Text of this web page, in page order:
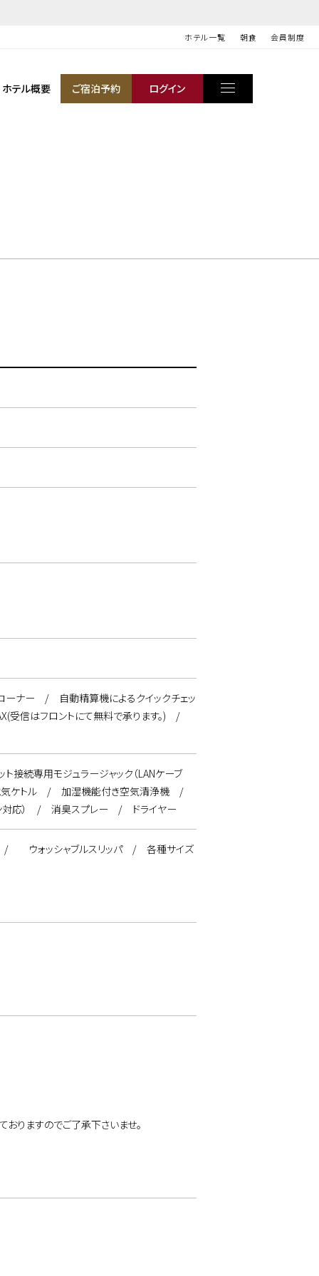
ホテル一覧 朝食 会員制度
ホテル概要 ご宿泊予約 ログイン
ーナー / 自動精算機によるクイックチェッ
受信はフロントにて無料で承ります。) /
続専用モジュラージャック（LANケーブ
ケトル / 加湿機能付き空気清浄機 /
対応） / 消臭スプレー / ドライヤー
式） / ウォッシャブルスリッパ / 各種サイズ
りますのでご了承下さいませ。